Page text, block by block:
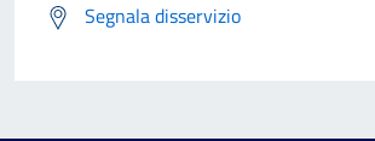
Segnala disservizio